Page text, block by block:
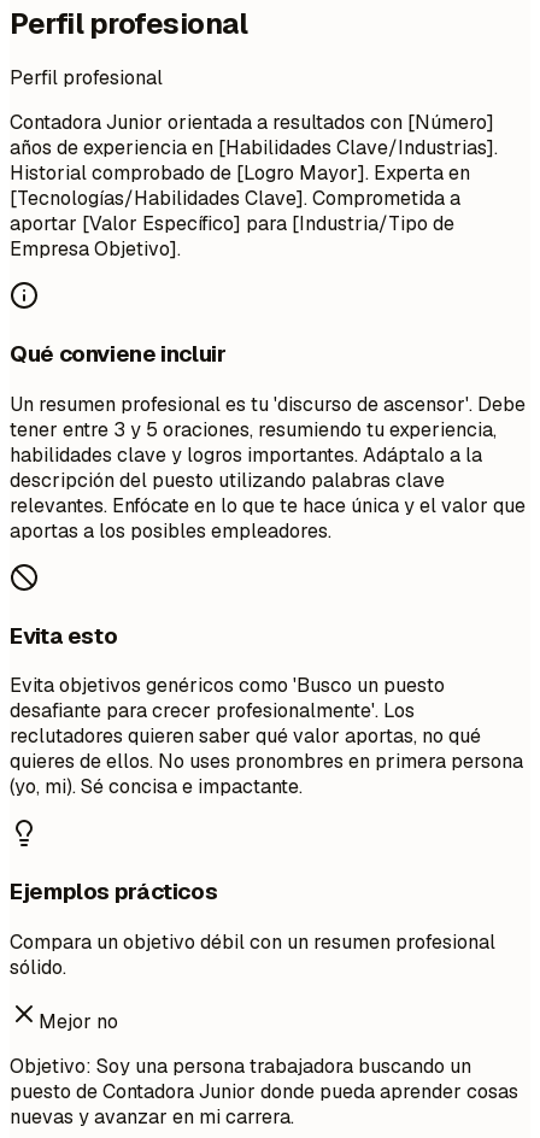
Perfil profesional
Perfil profesional
Contadora Junior orientada a resultados con [Número]
años de experiencia en [Habilidades Clave/Industrias].
Historial comprobado de [Logro Mayor]. Experta en
[Tecnologías/Habilidades Clave]. Comprometida a
aportar [Valor Específico] para [Industria/Tipo de
Empresa Objetivo].
Qué conviene incluir
Un resumen profesional es tu 'discurso de ascensor'. Debe
tener entre 3 y 5 oraciones, resumiendo tu experiencia,
habilidades clave y logros importantes. Adáptalo a la
descripción del puesto utilizando palabras clave
relevantes. Enfócate en lo que te hace única y el valor que
aportas a los posibles empleadores.
Evita esto
Evita objetivos genéricos como 'Busco un puesto
desafiante para crecer profesionalmente'. Los
reclutadores quieren saber qué valor aportas, no qué
quieres de ellos. No uses pronombres en primera persona
(yo, mi). Sé concisa e impactante.
Ejemplos prácticos
Compara un objetivo débil con un resumen profesional
sólido.
Mejor no
Objetivo: Soy una persona trabajadora buscando un
puesto de Contadora Junior donde pueda aprender cosas
nuevas y avanzar en mi carrera.